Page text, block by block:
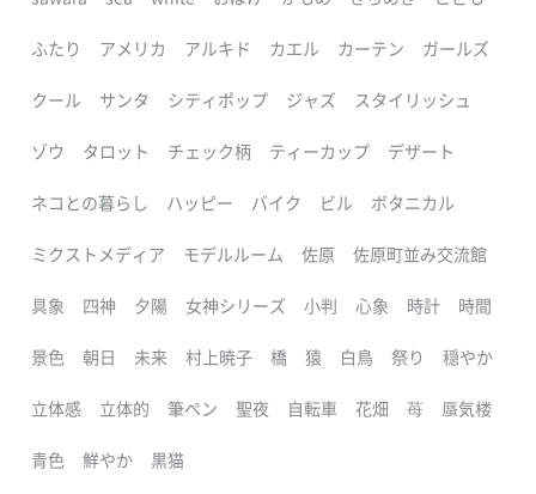
ふたり アメリカ アルキド カエル カーテン ガールズ
クール サンタ シティポップ ジャズ スタイリッシュ
ゾウ タロット チェック柄 ティーカップ デザート
ネコとの暮らし ハッピー バイク ビル ボタニカル
ミクストメディア モデルルーム 佐原 佐原町並み交流館
具象 四神 夕陽 女神シリーズ 小判 心象 時計 時間
景色 朝日 未来 村上暁子 橋 猿 白鳥 祭り 穏やか
立体感 立体的 筆ペン 聖夜 自転車 花畑 苺 蜃気楼
青色 鮮やか 黒猫